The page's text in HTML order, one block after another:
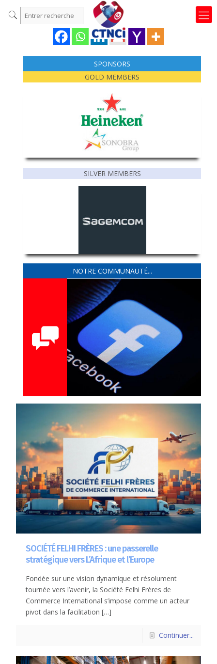
SPONSORS
GOLD MEMBERS
SILVER MEMBERS
NOTRE COMMUNAUTÉ...
SOCIÉTÉ FELHI FRÈRES : une passerelle
stratégique vers L’Afrique et l’Europe
Fondée sur une vision dynamique et résolument
tournée vers l’avenir, la Société Felhi Frères de
Commerce International s’impose comme un acteur
pivot dans la facilitation […]
Continuer...